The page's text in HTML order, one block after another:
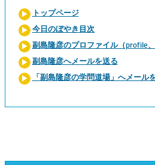
トップページ
今日のぼやき目次
副島隆彦のプロファイル（profile、
副島隆彦へメールを送る
「副島隆彦の学問道場」へメール